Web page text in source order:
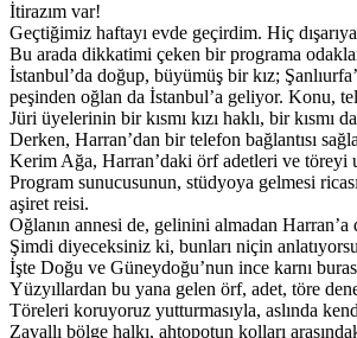
İtirazım var!
Geçtiğimiz haftayı evde geçirdim. Hiç
Bu arada dikkatimi çeken bir programa
İstanbul’da doğup, büyümüş bir kız;
peşinden oğlan da İstanbul’a geliyor. Konu,
Jüri üyelerinin bir kısmı kızı haklı, bir kısmı
Derken, Harran’dan bir telefon bağlantısı
Kerim Ağa, Harran’daki örf adetleri ve töreyi
Program sunucusunun, stüdyoya gelmesi
aşiret reisi.
Oğlanın annesi de, gelinini almadan Harran’a
Şimdi diyeceksiniz ki, bunları niçin
İşte Doğu ve Güneydoğu’nun ince karnı
Yüzyıllardan bu yana gelen örf, adet, töre
Töreleri koruyoruz yutturmasıyla, aslında
Zavallı bölge halkı, ahtopotun kolları